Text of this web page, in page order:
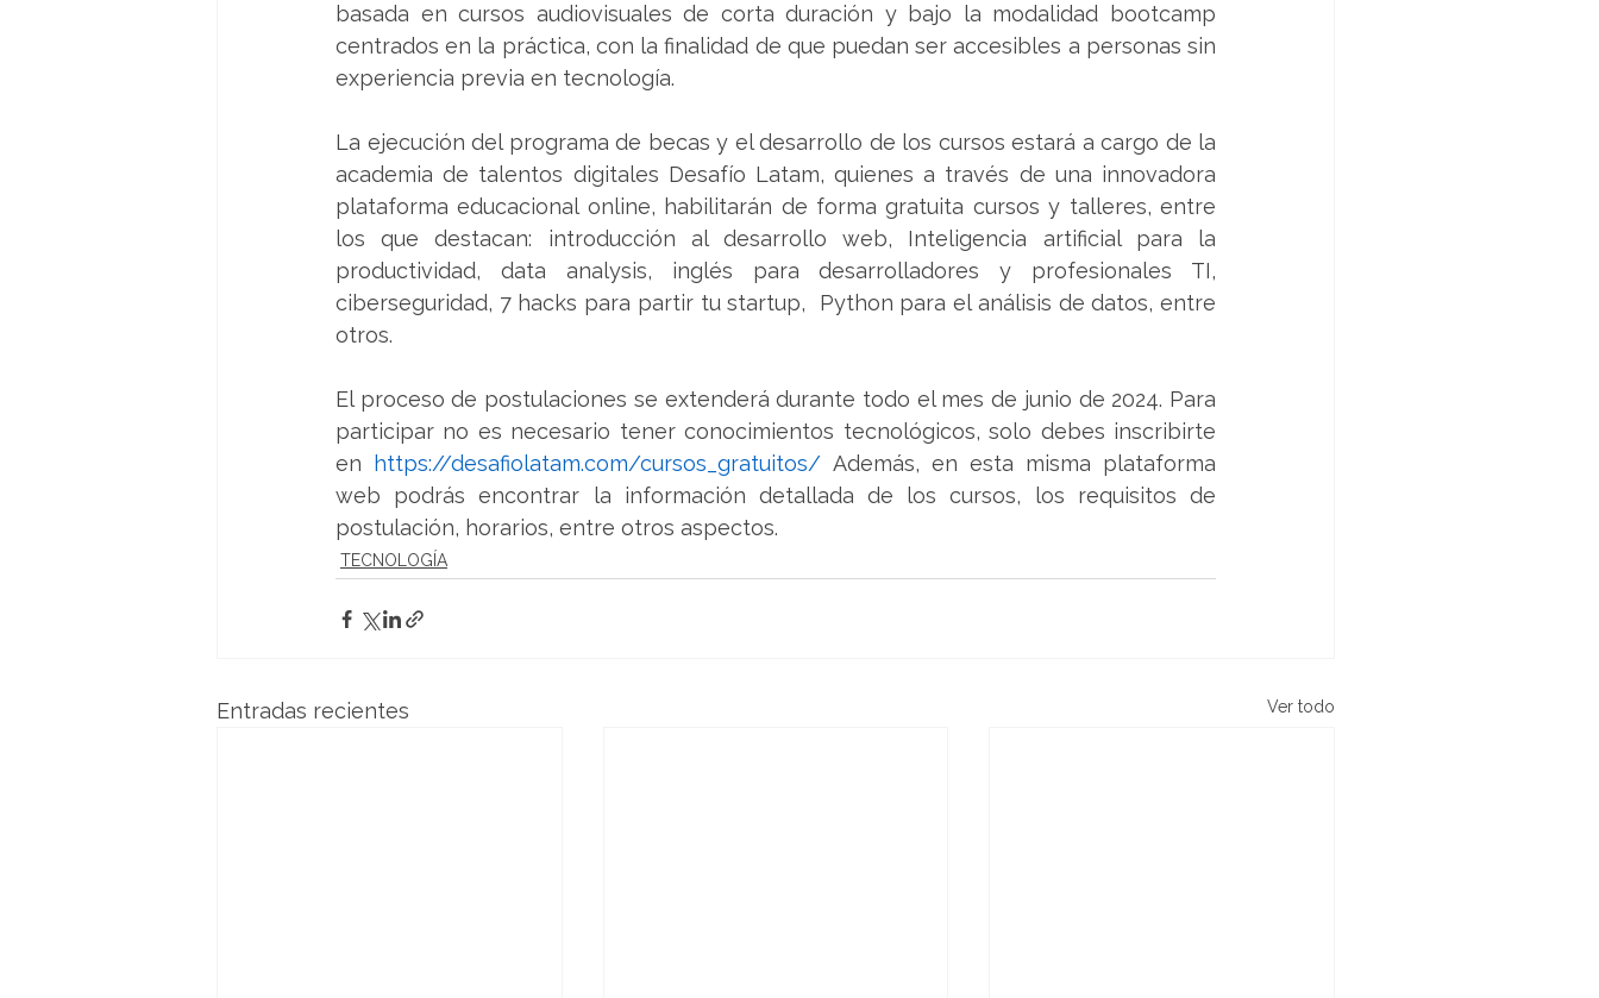
basada en cursos audiovisuales de corta duración y bajo la modalidad bootcamp
centrados en la práctica, con la finalidad de que puedan ser accesibles a personas sin
experiencia previa en tecnología.
La ejecución del programa de becas y el desarrollo de los cursos estará a cargo de la
academia de talentos digitales Desafío Latam, quienes a través de una innovadora
plataforma educacional online, habilitarán de forma gratuita cursos y talleres, entre
los que destacan: introducción al desarrollo web, Inteligencia artificial para la
productividad, data analysis, inglés para desarrolladores y profesionales TI,
ciberseguridad, 7 hacks para partir tu startup,  Python para el análisis de datos, entre
otros.
El proceso de postulaciones se extenderá durante todo el mes de junio de 2024. Para
participar no es necesario tener conocimientos tecnológicos, solo debes inscribirte
en
https://desafiolatam.com/cursos_gratuitos/ Además, en esta misma plataforma
web podrás encontrar la información detallada de los cursos, los requisitos de
postulación, horarios, entre otros aspectos.
TECNOLOGÍA
Entradas recientes Ver todo